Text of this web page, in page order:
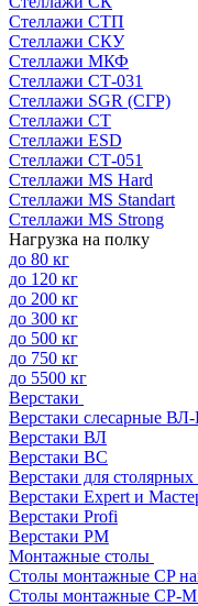
Стеллажи СТП
Стеллажи СКУ
Стеллажи МКФ
Стеллажи СТ-031
Стеллажи SGR (СГР)
Стеллажи СТ
Стеллажи ESD
Стеллажи СТ-051
Стеллажи MS Hard
Стеллажи MS Standart
Стеллажи MS Strong
Нагрузка на полку
до 80 кг
до 120 кг
до 200 кг
до 300 кг
до 500 кг
до 750 кг
до 5500 кг
Верстаки
Верстаки слесарные
Верстаки ВЛ
Верстаки ВС
Верстаки для столярных
Верстаки Expert и
Верстаки Profi
Верстаки РМ
Монтажные столы
Столы монтажные СP
Столы монтажные СР-М